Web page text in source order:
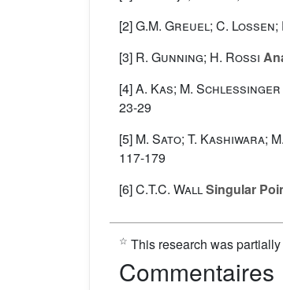
[2]G.M. Greuel; C.
[3] R. Gunning; H. Rossi
[4]A. Kas; M. Schlessinger
23-29
[5] M. Sato; T. Kashiwara;
117-179
[6]C.T.C. WallSingular
☆ This research was
Commentaires